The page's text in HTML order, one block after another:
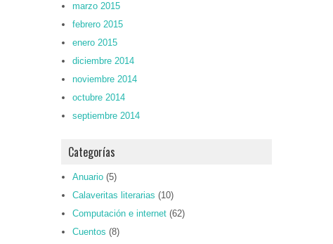
marzo 2015
febrero 2015
enero 2015
diciembre 2014
noviembre 2014
octubre 2014
septiembre 2014
Categorías
Anuario (5)
Calaveritas literarias (10)
Computación e internet (62)
Cuentos (8)